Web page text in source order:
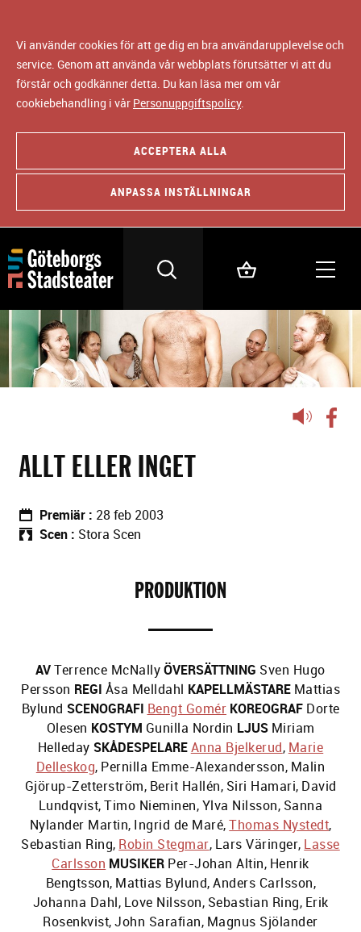
Vi använder cookies för att ge dig en bra användarupplevelse och
service. Genom att använda vår webbplats förutsätter vi att du
förstår och godkänner detta. Du kan läsa mer om vår
cookiebehandling i vår Personuppgiftspolicy.
ACCEPTERA ALLA
ANPASSA INSTÄLLNINGAR
Lyssna
ALLT ELLER INGET
Premiär
28 feb 2003
Scen
Stora Scen
PRODUKTION
AVTerrence McNallyÖVERSÄTTNING Sven Hugo
Persson REGI Åsa Melldahl KAPELLMÄSTARE Mattias
Bylund SCENOGRAFI Bengt Gomér KOREOGRAF Dorte
Olesen KOSTYM Gunilla Nordin LJUS Miriam
Helleday SKÅDESPELAREAnna Bjelkerud, Marie
Delleskog, Pernilla Emme-Alexandersson, Malin
Gjörup-Zetterström, Berit Hallén, Siri Hamari, David
Lundqvist,Timo Nieminen,Ylva Nilsson, Sanna
Nylander Martin, Ingrid de Maré,Thomas Nystedt,
Sebastian Ring, Robin Stegmar, Lars Väringer, Lasse
Carlsson MUSIKER Per-Johan Altin, Henrik
Bengtsson, Mattias Bylund,Anders Carlsson,
Johanna Dahl, Love Nilsson, Sebastian Ring, Erik
Rosenkvist,John Sarafian, Magnus Sjölander